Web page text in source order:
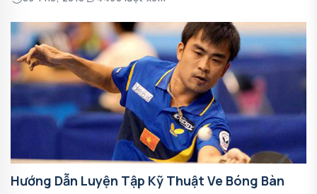
Hướng Dẫn Luyện Tập Kỹ Thuật Ve Bóng Bàn